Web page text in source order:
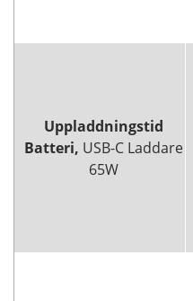
Uppladdningstid
Batteri, USB-C Laddare
65W